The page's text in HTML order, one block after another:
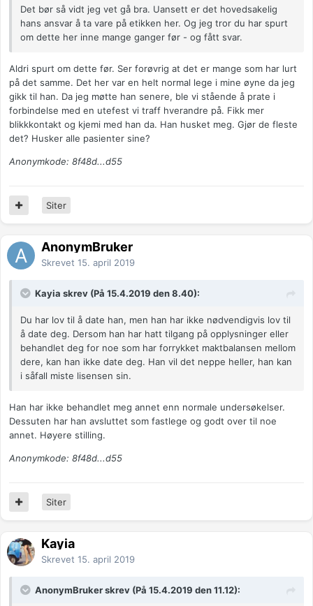
Det bør så vidt jeg vet gå bra. Uansett er det hovedsakelig
hans ansvar å ta vare på etikken her. Og jeg tror du har spurt
om dette her inne mange ganger før - og fått svar.
Aldri spurt om dette før. Ser forøvrig at det er mange som har lurt
på det samme. Det her var en helt normal lege i mine øyne da jeg
gikk til han. Da jeg møtte han senere, ble vi stående å prate i
forbindelse med en utefest vi traff hverandre på. Fikk mer
blikkkontakt og kjemi med han da. Han husket meg. Gjør de fleste
det? Husker alle pasienter sine?
Anonymkode: 8f48d...d55
Siter
AnonymBruker
Skrevet 15. april 2019
Kayia skrev (På 15.4.2019 den 8.40):
Du har lov til å date han, men han har ikke nødvendigvis lov til
å date deg. Dersom han har hatt tilgang på opplysninger eller
behandlet deg for noe som har forrykket maktbalansen mellom
dere, kan han ikke date deg. Han vil det neppe heller, han kan
i såfall miste lisensen sin.
Han har ikke behandlet meg annet enn normale undersøkelser.
Dessuten har han avsluttet som fastlege og godt over til noe
annet. Høyere stilling.
Anonymkode: 8f48d...d55
Siter
Kayia
Skrevet 15. april 2019
AnonymBruker skrev (På 15.4.2019 den 11.12):